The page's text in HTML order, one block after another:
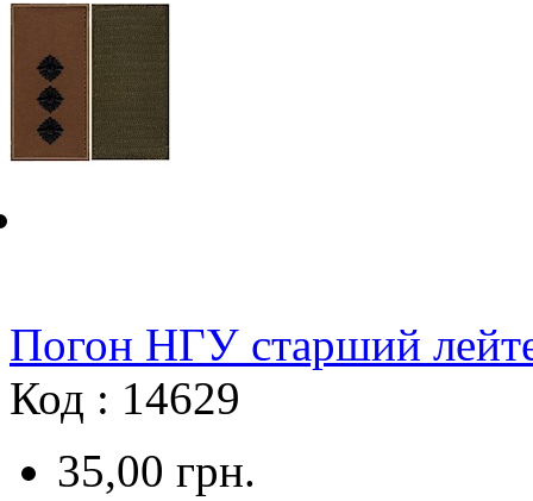
Погон НГУ старший
Код : 14629
35,00 грн.